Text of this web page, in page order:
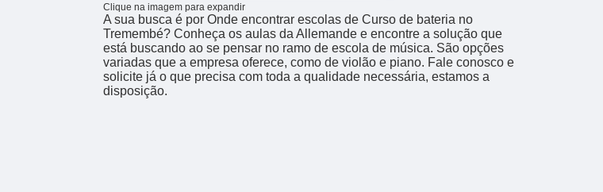
Clique na imagem para expandir
A sua busca é por Onde encontrar escolas de Curso de bateria no
Tremembé? Conheça os aulas da Allemande e encontre a solução que
está buscando ao se pensar no ramo de escola de música. São opções
variadas que a empresa oferece, como de violão e piano. Fale conosco e
solicite já o que precisa com toda a qualidade necessária, estamos a
disposição.